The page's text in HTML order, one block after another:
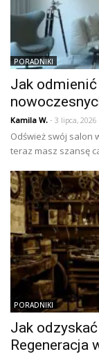
PORADNIKI
Jak odmienić
Kamila W. - 3 lipca, 2026
Odśwież swój salon
teraz masz szansę
PORADNIKI
Jak
Regeneracja